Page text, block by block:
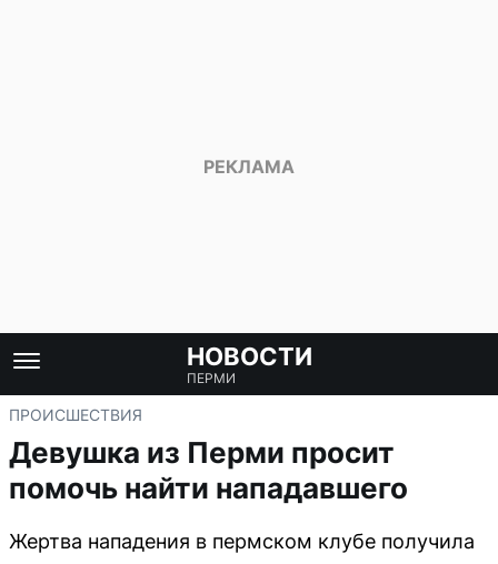
НОВОСТИ
ПЕРМИ
ПРОИСШЕСТВИЯ
Девушка из Перми просит
помочь найти нападавшего
Жертва нападения в пермском клубе получила